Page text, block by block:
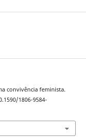
convivência feminista.
1806-9584-